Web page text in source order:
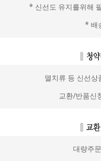
* 신선도 유지를위해
* 배
멸치류 등 신선
교환/반품신
대량주